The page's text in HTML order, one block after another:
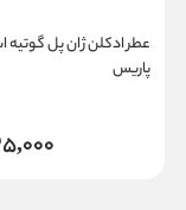
عطر ادکلن ژان پل گوتیه
پاریس